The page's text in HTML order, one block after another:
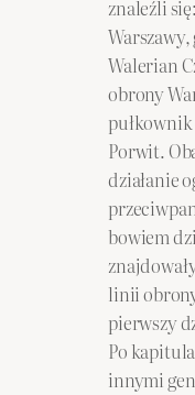
znaleźli
Walerian
obrony
Porwit.
działanie
bowiem
linii
pierwszy
Po
innymi